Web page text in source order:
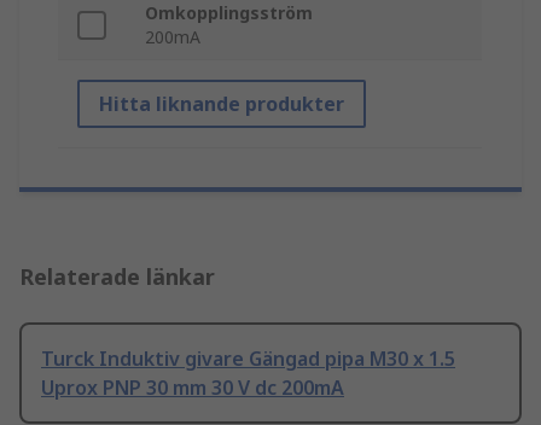
Omkopplingsström
200mA
Hitta liknande produkter
Relaterade länkar
Turck Induktiv givare Gängad pipa M30 x 1.5
Uprox PNP 30 mm 30 V dc 200mA